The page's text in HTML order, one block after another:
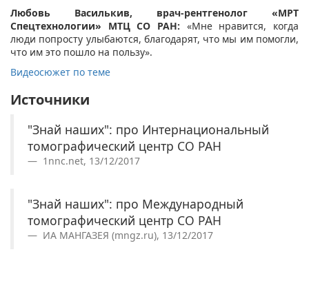
Любовь Василькив, врач-рентгенолог «МРТ
Спецтехнологии» МТЦ СО РАН: «Мне нравится, когда
люди попросту улыбаются, благодарят, что мы им помогли,
что им это пошло на пользу».
Видеосюжет по теме
Источники
"Знай наших": про Интернациональный
томографический центр СО РАН
1nnc.net, 13/12/2017
"Знай наших": про Международный
томографический центр СО РАН
ИА МАНГАЗЕЯ (mngz.ru), 13/12/2017